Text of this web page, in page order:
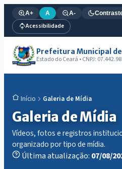
A+ A A-
Acessibilidade
Prefeitura Municipal
Estado do Ceará • CNPJ:
Início Galeria de Mídia
Galeria de Mídia
Vídeos, fotos e registros
organizado por tipo de mídia.
Última atualização: 07/08/